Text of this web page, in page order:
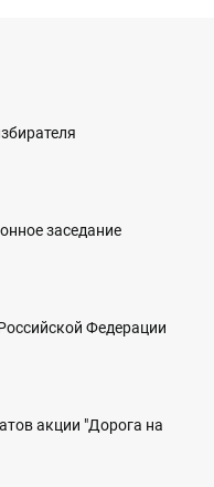
заседание
Федерации
акции "Дорога на